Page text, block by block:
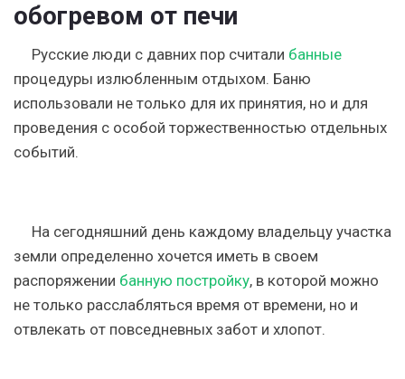
обогревом от печи
Русские люди с давних пор считали банные
процедуры излюбленным отдыхом. Баню
использовали не только для их принятия, но и для
проведения с особой торжественностью отдельных
событий.
На сегодняшний день каждому владельцу участка
земли определенно хочется иметь в своем
распоряжении банную постройку, в которой можно
не только расслабляться время от времени, но и
отвлекать от повседневных забот и хлопот.